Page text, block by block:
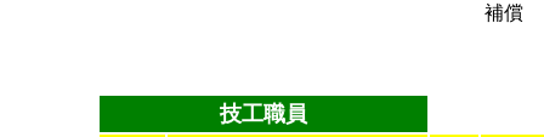
補償
技工職員